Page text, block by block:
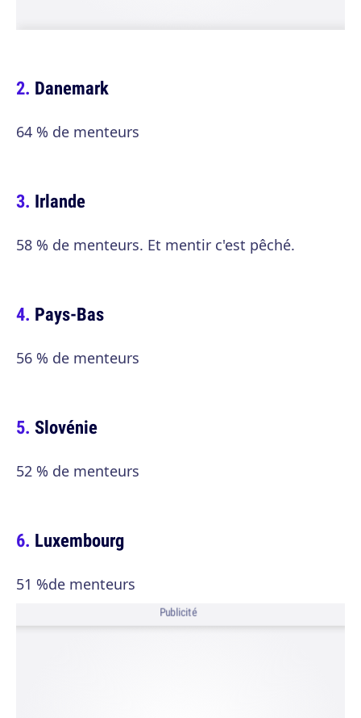
Danemark
64 % de menteurs
Irlande
58 % de menteurs. Et mentir c'est pêché.
Pays-Bas
56 % de menteurs
Slovénie
52 % de menteurs
Luxembourg
51 %de menteurs
Publicité